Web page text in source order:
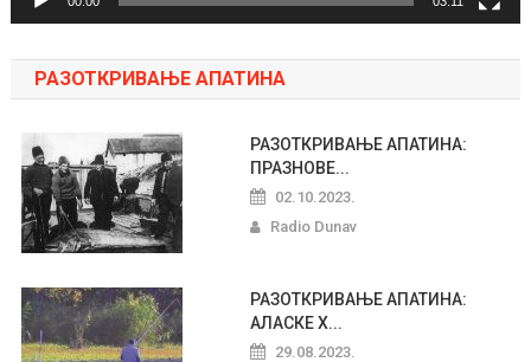
РАЗОТКРИВАЊЕ АПАТИНА
РАЗОТКРИВАЊЕ АПАТИНА:
ПРАЗНОВЕ...
02.10.2023.
Radio Dunav
РАЗОТКРИВАЊЕ АПАТИНА:
АЛАСКЕ Х...
29.08.2023.